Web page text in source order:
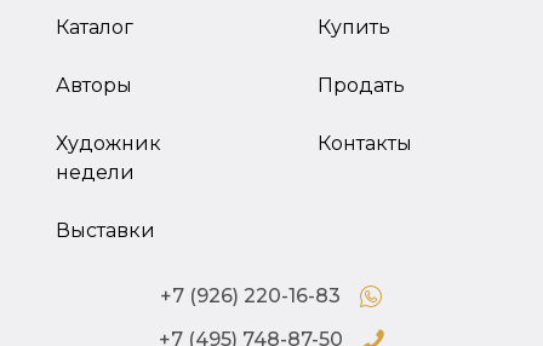
Каталог
Авторы
Художник
недели
Выставки
Купить
Продать
Контакты
+7 (926) 220-16-83
+7 (495) 748-87-50